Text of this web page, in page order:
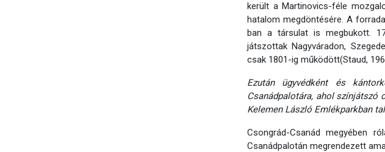
került a Martinovics-féle
hatalom megdöntésére. A
ban a társulat is megbukott.
játszottak Nagyváradon,
csak 1801-ig működött(Staud,
Ezután ügyvédként és
Csanádpalotára, ahol színjátszó
Kelemen László Emlékparkban
Csongrád-Csanád megyében
Csanádpalotán megrendezett